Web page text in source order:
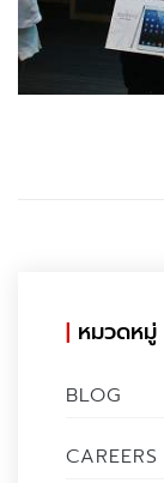
หมวดหมู่
BLOG
CAREERS